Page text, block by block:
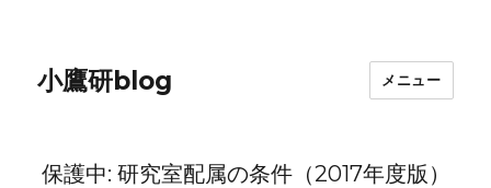
小鷹研blog メニュー
保護中: 研究室配属の条件（2017年度版）